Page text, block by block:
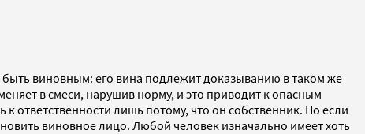
быть виновным: его вина подлежит доказыванию в таком же
в смеси, нарушив норму, и это приводит к опасным
ответственности лишь потому, что он собственник. Но если
виновное лицо. Любой человек изначально имеет хоть